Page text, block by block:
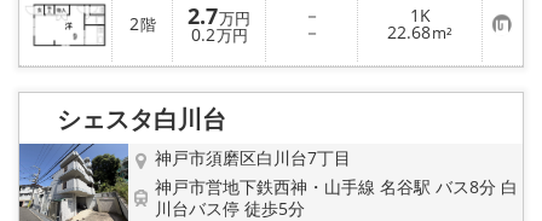
2階 2.7万円
0.2万円
－
－
1K
22.68m² お
気
に
り
シェスタ白川台
神戸市須磨区白川台7丁目
神戸市営地下鉄西神・山手線 名谷駅 バス8分 白
川台バス停 徒歩5分